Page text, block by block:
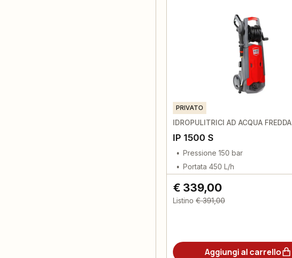
PRIVATO
IDROPULITRICI AD ACQUA FREDDA
IP 1500 S
Pressione 150 bar
Portata 450 L/h
€ 339,00
Listino € 391,00
Aggiungi al carrello